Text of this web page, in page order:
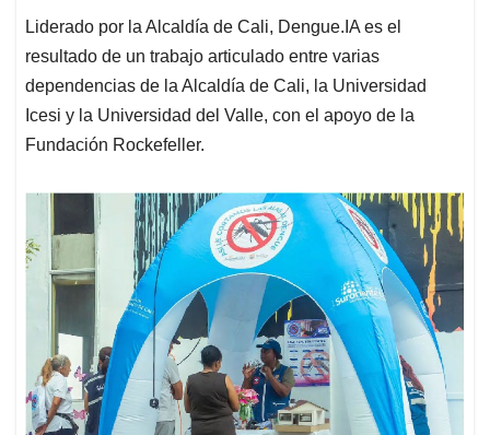
Liderado por la Alcaldía de Cali, Dengue.IA es el
resultado de un trabajo articulado entre varias
dependencias de la Alcaldía de Cali, la Universidad
Icesi y la Universidad del Valle, con el apoyo de la
Fundación Rockefeller.